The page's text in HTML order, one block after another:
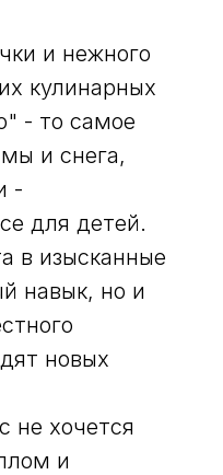
и нежного
кулинарных
- то самое
и снега,
-
для детей.
в изысканные
навык, но и
новых
не хочется
и